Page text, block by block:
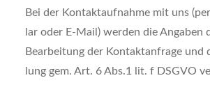
Bei der Kon­takt­auf­nah­me mit uns
lar oder E‑Mail) wer­den die Anga­ben
Bear­bei­tung der Kon­takt­an­fra­ge
lung gem. Art. 6 Abs.1 lit. f DSGVO